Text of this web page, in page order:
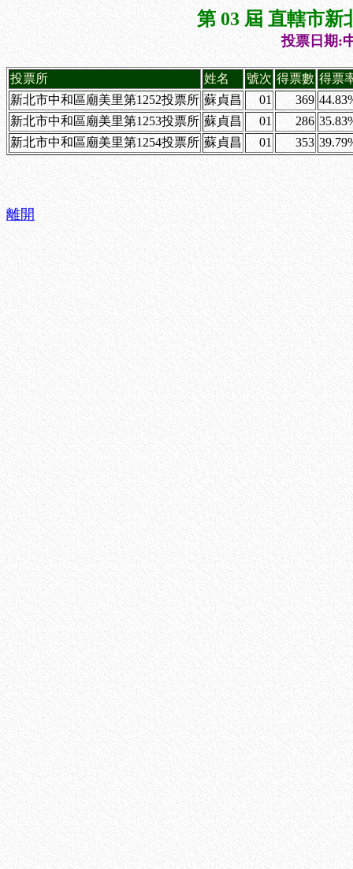
第 03 屆 直轄市新
投票日期:
投票所 姓名 號次 得票數 得票
新北市中和區廟美里第1252投票所 蘇貞昌 01 369
新北市中和區廟美里第1253投票所 蘇貞昌 01 286
新北市中和區廟美里第1254投票所 蘇貞昌 01 353
離開